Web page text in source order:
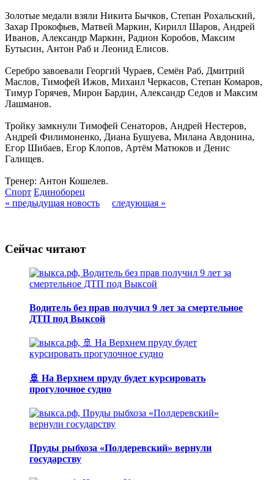
Золотые медали взяли Никита Бычков, Степан Рохальский,
Захар Прокофьев, Матвей Маркин, Кирилл Шаров, Андрей
Иванов, Александр Маркин, Радион Коробов, Максим
Бутысин, Антон Раб и Леонид Елисов.
Серебро завоевали Георгий Чураев, Семён Раб, Дмитрий
Маслов, Тимофей Ижов, Михаил Черкасов, Степан Комаров,
Тимур Горячев, Мирон Бардин, Александр Седов и Максим
Лашманов.
Тройку замкнули Тимофей Сенаторов, Андрей Нестеров,
Андрей Филимоненко, Диана Бушуева, Милана Авдонина,
Егор Шибаев, Егор Клопов, Артём Матюков и Денис
Галищев.
Тренер: Антон Кошелев.
Спорт Единоборец
« предыдущая новость
следующая »
Сейчас читают
Водитель без прав получил 9 лет за смертельное
ДТП под Выксой
🚢 На Верхнем пруду будет курсировать
прогулочное судно
Пруды рыбхоза «Полдеревский» вернули
государству